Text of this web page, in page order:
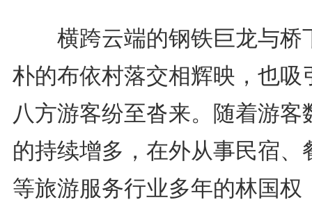
横跨云端的钢铁巨龙与桥
朴的布依村落交相辉映，也吸
八方游客纷至沓来。随着游客
的持续增多，在外从事民宿、
等旅游服务行业多年的林国权